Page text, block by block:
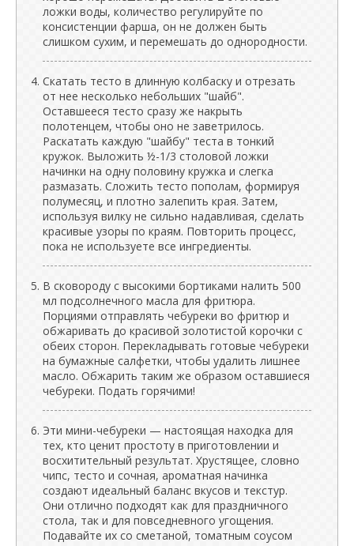
ложки воды, количество регулируйте по
консистенции фарша, он не должен быть
слишком сухим, и перемешать до однородности.
Скатать тесто в длинную колбаску и отрезать
от нее несколько небольших "шайб".
Оставшееся тесто сразу же накрыть
полотенцем, чтобы оно не заветрилось.
Раскатать каждую "шайбу" теста в тонкий
кружок. Выложить ½-1/3 столовой ложки
начинки на одну половину кружка и слегка
размазать. Сложить тесто пополам, формируя
полумесяц, и плотно залепить края. Затем,
используя вилку не сильно надавливая, сделать
красивые узоры по краям. Повторить процесс,
пока не используете все ингредиенты.
В сковороду с высокими бортиками налить 500
мл подсолнечного масла для фритюра.
Порциями отправлять чебуреки во фритюр и
обжаривать до красивой золотистой корочки с
обеих сторон. Перекладывать готовые чебуреки
на бумажные салфетки, чтобы удалить лишнее
масло. Обжарить таким же образом оставшиеся
чебуреки. Подать горячими!
Эти мини-чебуреки — настоящая находка для
тех, кто ценит простоту в приготовлении и
восхитительный результат. Хрустящее, словно
чипс, тесто и сочная, ароматная начинка
создают идеальный баланс вкусов и текстур.
Они отлично подходят как для праздничного
стола, так и для повседневного угощения.
Подавайте их со сметаной, томатным соусом